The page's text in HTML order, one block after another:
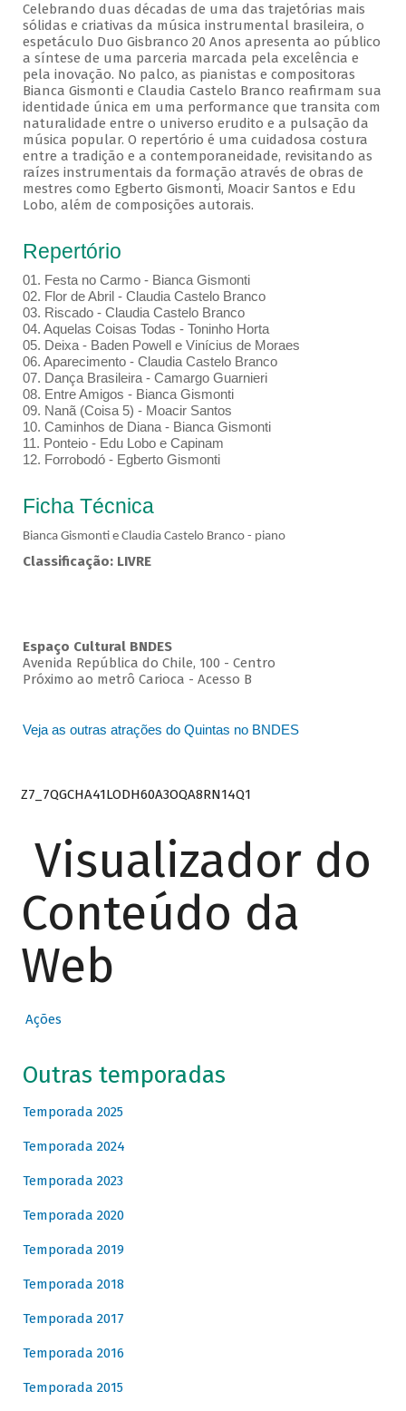
Celebrando duas décadas de uma das trajetórias mais
sólidas e criativas da música instrumental brasileira, o
espetáculo Duo Gisbranco 20 Anos apresenta ao público
a síntese de uma parceria marcada pela excelência e
pela inovação. No palco, as pianistas e compositoras
Bianca Gismonti e Claudia Castelo Branco reafirmam sua
identidade única em uma performance que transita com
naturalidade entre o universo erudito e a pulsação da
música popular. O repertório é uma cuidadosa costura
entre a tradição e a contemporaneidade, revisitando as
raízes instrumentais da formação através de obras de
mestres como Egberto Gismonti, Moacir Santos e Edu
Lobo, além de composições autorais.
Repertório
01.⁠ ⁠Festa no Carmo - Bianca Gismonti
02.⁠ ⁠Flor de Abril - Claudia Castelo Branco
03.⁠ ⁠Riscado - Claudia Castelo Branco
04.⁠ ⁠Aquelas Coisas Todas - Toninho Horta
05.⁠ ⁠Deixa - Baden Powell e Vinícius de Moraes
06.⁠ ⁠Aparecimento - Claudia Castelo Branco
07.⁠ ⁠Dança Brasileira - Camargo Guarnieri
08.⁠ ⁠Entre Amigos - Bianca Gismonti
09.⁠ ⁠Nanã (Coisa 5) - Moacir Santos
10.⁠ ⁠Caminhos de Diana - Bianca Gismonti
11.⁠ ⁠Ponteio - Edu Lobo e Capinam
12.⁠ ⁠Forrobodó - Egberto Gismonti
Ficha Técnica
Bianca Gismonti e Claudia Castelo Branco - piano
Classificação: LIVRE
Espaço Cultural BNDES
Avenida República do Chile, 100 - Centro
Próximo ao metrô Carioca - Acesso B
Veja as outras atrações do Quintas no BNDES
Z7_7QGCHA41LODH60A3OQA8RN14Q1
Visualizador do
Conteúdo da
Web
Ações
Outras temporadas
Temporada 2025
Temporada 2024
Temporada 2023
Temporada 2020
Temporada 2019
Temporada 2018
Temporada 2017
Temporada 2016
Temporada 2015